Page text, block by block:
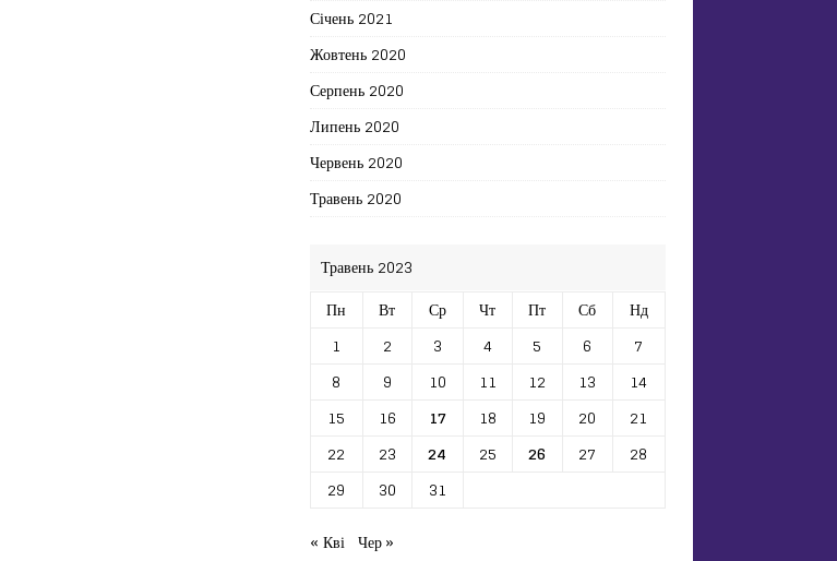
Січень 2021
Жовтень 2020
Серпень 2020
Липень 2020
Червень 2020
Травень 2020
Травень 2023
Пн
Вт Ср Чт Пт Сб
Нд
1
2 3 4 5 6
7
8
9 10 11 12 13
14
15
16 17 18 19 20
21
22
23 24 25 26 27
28
29
30
31
« Кві Чер »